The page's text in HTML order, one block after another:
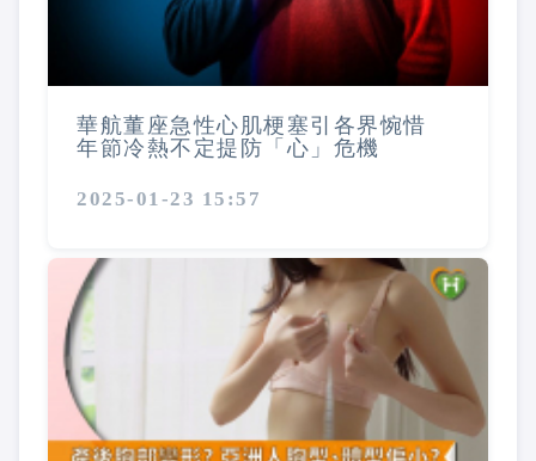
華航董座急性心肌梗塞引各界惋惜
年節冷熱不定提防「心」危機
2025-01-23 15:57